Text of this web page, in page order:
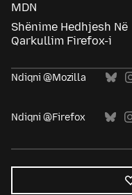
MDN
Shënime Hedhjesh Në
Qarkullim Firefox-i
Ndiqni @Mozilla
Ndiqni @Firefox